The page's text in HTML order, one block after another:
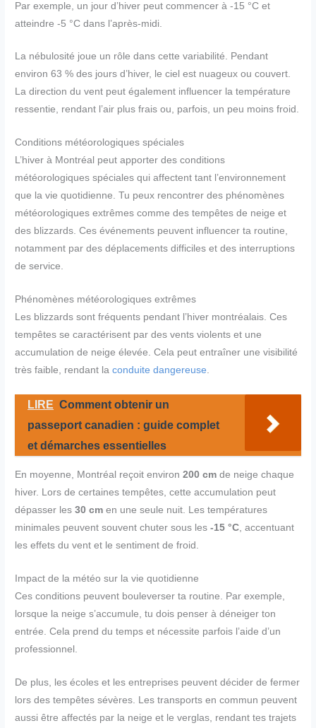
Par exemple, un jour d’hiver peut commencer à -15 °C et
atteindre -5 °C dans l’après-midi.
La nébulosité joue un rôle dans cette variabilité. Pendant
environ 63 % des jours d’hiver, le ciel est nuageux ou couvert.
La direction du vent peut également influencer la température
ressentie, rendant l’air plus frais ou, parfois, un peu moins froid.
Conditions météorologiques spéciales
L’hiver à Montréal peut apporter des conditions
météorologiques spéciales qui affectent tant l’environnement
que la vie quotidienne. Tu peux rencontrer des phénomènes
météorologiques extrêmes comme des tempêtes de neige et
des blizzards. Ces événements peuvent influencer ta routine,
notamment par des déplacements difficiles et des interruptions
de service.
Phénomènes météorologiques extrêmes
Les blizzards sont fréquents pendant l’hiver montréalais. Ces
tempêtes se caractérisent par des vents violents et une
accumulation de neige élevée. Cela peut entraîner une visibilité
très faible, rendant laconduite dangereuse.
LIRE Comment obtenir un
passeport canadien : guide complet
et démarches essentielles
En moyenne, Montréal reçoit environ200 cm de neige chaque
hiver. Lors de certaines tempêtes, cette accumulation peut
dépasser les30 cm en une seule nuit. Les températures
minimales peuvent souvent chuter sous les-15 °C , accentuant
les effets du vent et le sentiment de froid.
Impact de la météo sur la vie quotidienne
Ces conditions peuvent bouleverser ta routine. Par exemple,
lorsque la neige s’accumule, tu dois penser à déneiger ton
entrée. Cela prend du temps et nécessite parfois l’aide d’un
professionnel.
De plus, les écoles et les entreprises peuvent décider de fermer
lors des tempêtes sévères. Les transports en commun peuvent
aussi être affectés par la neige et le verglas, rendant tes trajets